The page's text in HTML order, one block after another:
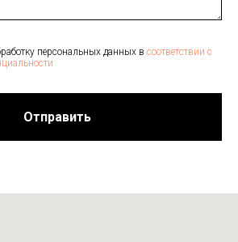
персональных данных в соответствии с
Отправить